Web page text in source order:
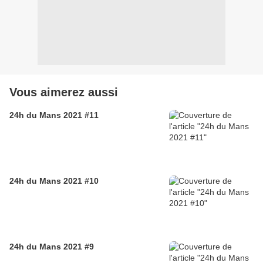
Vous aimerez aussi
24h du Mans 2021 #11
24h du Mans 2021 #10
24h du Mans 2021 #9